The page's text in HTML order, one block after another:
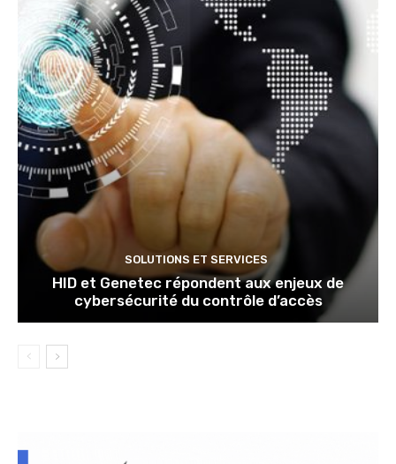
SOLUTIONS ET SERVICES
HID et Genetec répondent aux enjeux de
cybersécurité du contrôle d’accès